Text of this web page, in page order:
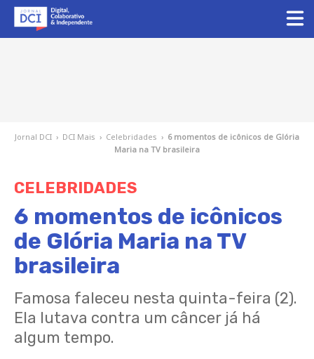
Jornal DCI › DCI Mais › Celebridades › 6 momentos de icônicos de Glória
Maria na TV brasileira
CELEBRIDADES
6 momentos de icônicos
de Glória Maria na TV
brasileira
Famosa faleceu nesta quinta-feira (2).
Ela lutava contra um câncer já há
algum tempo.